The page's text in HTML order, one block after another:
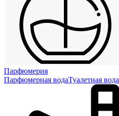
Парфюмерия
Парфюмерная водаТуалетная вода